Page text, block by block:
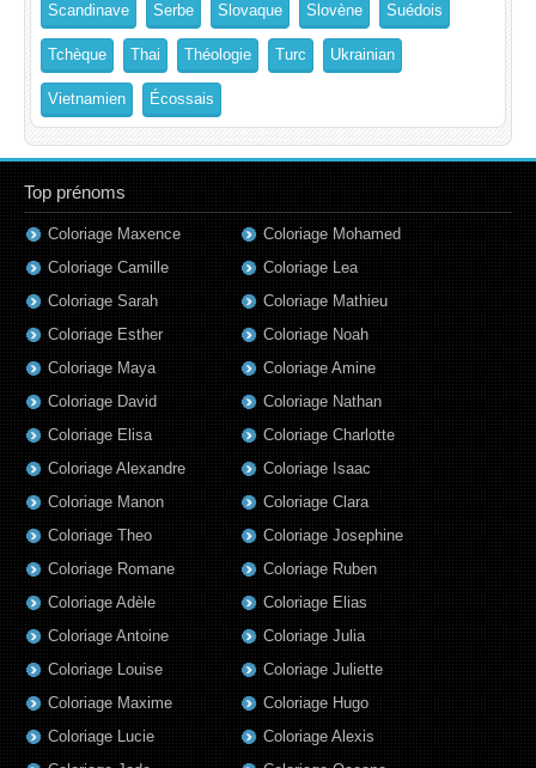
Scandinave Serbe Slovaque Slovène Suédois
Tchèque Thai Théologie Turc Ukrainian
Vietnamien Écossais
Top prénoms
Coloriage Maxence
Coloriage Camille
Coloriage Sarah
Coloriage Esther
Coloriage Maya
Coloriage David
Coloriage Elisa
Coloriage Alexandre
Coloriage Manon
Coloriage Theo
Coloriage Romane
Coloriage Adèle
Coloriage Antoine
Coloriage Louise
Coloriage Maxime
Coloriage Lucie
Coloriage Mohamed
Coloriage Lea
Coloriage Mathieu
Coloriage Noah
Coloriage Amine
Coloriage Nathan
Coloriage Charlotte
Coloriage Isaac
Coloriage Clara
Coloriage Josephine
Coloriage Ruben
Coloriage Elias
Coloriage Julia
Coloriage Juliette
Coloriage Hugo
Coloriage Alexis